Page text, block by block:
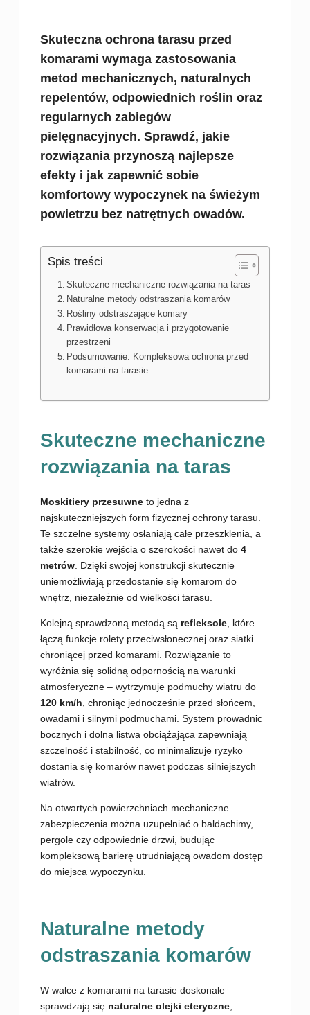
Skuteczna ochrona tarasu przed
komarami wymaga zastosowania
metod mechanicznych, naturalnych
repelentów, odpowiednich roślin oraz
regularnych zabiegów
pielęgnacyjnych. Sprawdź, jakie
rozwiązania przynoszą najlepsze
efekty i jak zapewnić sobie
komfortowy wypoczynek na świeżym
powietrzu bez natrętnych owadów.
Spis treści
Skuteczne mechaniczne rozwiązania na taras
Naturalne metody odstraszania komarów
Rośliny odstraszające komary
Prawidłowa konserwacja i przygotowanie
przestrzeni
Podsumowanie: Kompleksowa ochrona przed
komarami na tarasie
Skuteczne mechaniczne
rozwiązania na taras
Moskitiery przesuwneto jedna z
najskuteczniejszych form fizycznej ochrony tarasu.
Te szczelne systemy osłaniają całe przeszklenia, a
także szerokie wejścia o szerokości nawet do 4
metrów. Dzięki swojej konstrukcji skutecznie
uniemożliwiają przedostanie się komarom do
wnętrz, niezależnie od wielkości tarasu.
Kolejną sprawdzoną metodą są refleksole, które
łączą funkcje rolety przeciwsłonecznej oraz siatki
chroniącej przed komarami. Rozwiązanie to
wyróżnia się solidną odpornością na warunki
atmosferyczne – wytrzymuje podmuchy wiatru do
120 km/h , chroniąc jednocześnie przed słońcem,
owadami i silnymi podmuchami. System prowadnic
bocznych i dolna listwa obciążająca zapewniają
szczelność i stabilność, co minimalizuje ryzyko
dostania się komarów nawet podczas silniejszych
wiatrów.
Na otwartych powierzchniach mechaniczne
zabezpieczenia można uzupełniać o baldachimy,
pergole czy odpowiednie drzwi, budując
kompleksową barierę utrudniającą owadom dostęp
do miejsca wypoczynku.
Naturalne metody
odstraszania komarów
W walce z komarami na tarasie doskonale
sprawdzają się naturalne olejki eteryczne,